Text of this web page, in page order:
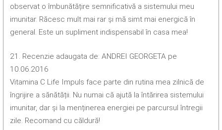
observat o îmbunătățire semnificativă a sistemului meu
imunitar. Răcesc mult mai rar și mă simt mai energică în
general. Este un supliment indispensabil în casa mea!
21. Recenzie adaugata de: ANDREI GEORGETA pe
10.06.2016
Vitamina C Life Impuls face parte din rutina mea zilnică de
îngrijire a sănătății. Nu numai că ajută la întărirea sistemului
imunitar, dar și la menținerea energiei pe parcursul întregii
zile. Recomand cu căldură!